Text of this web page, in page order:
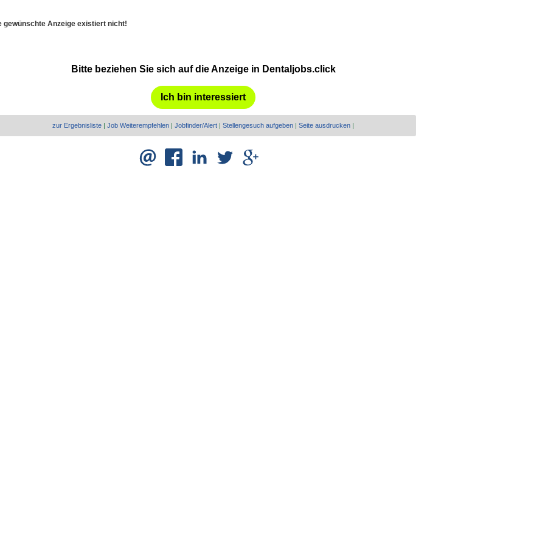
gewünschte Anzeige existiert nicht!
Bitte beziehen Sie sich auf die Anzeige in Dentaljobs.click
Ich bin interessiert
zur Ergebnisliste | Job Weiterempfehlen | Jobfinder/Alert | Stellengesuch aufgeben | Seite ausdrucken |